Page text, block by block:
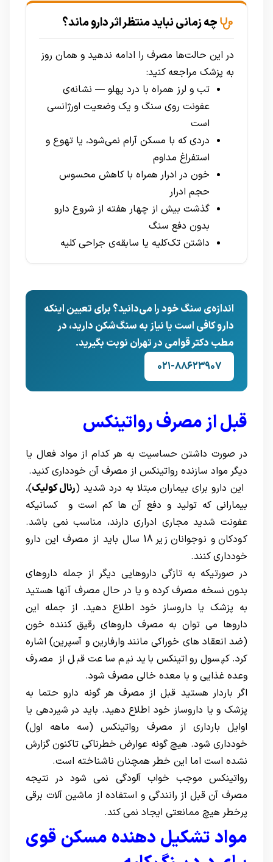
چه زمانی نباید منتظر اثر دارو ماند؟
در این حالت‌ها مصرف را ادامه ندهید و همان روز
به پزشک مراجعه کنید:
تب و لرز همراه با درد پهلو — نشانه‌ی
عفونت روی سنگ و یک وضعیت اورژانسی
است
دردی که با مسکن آرام نمی‌شود، یا تهوع و
استفراغ مداوم
خون در ادرار همراه با کاهش محسوس
حجم ادرار
گذشت بیش از چهار هفته از شروع دارو
بدون دفع سنگ
داشتن تک‌کلیه یا سابقه‌ی جراحی کلیه
اندازه‌ی سنگ خود را می‌دانید؟ برای تعیین اینکه
دارو کافی است یا نیاز به سنگ‌شکن دارید، در
مطب دکتر قوامی در تهران نوبت بگیرید.
۰۲۱-۸۸۶۲۳۹۰۷
قبل از مصرف رواتینکس
در صورت داشتن حساسیت به هر کدام از مواد فعال یا
دیگر مواد سازنده رواتینکس از مصرف آن خودداری کنید.
این دارو برای بیماران مبتلا به درد شدید (رنال کولیک)،
بیمارانی که تولید و دفع آن ها کم است و کسانیکه
عفونت شدید مجاری ادراری دارند، مناسب نمی باشد.
کودکان و نوجوانان زیر 18 سال باید از مصرف این دارو
خودداری کنند.
در صورتیکه به تازگی داروهایی دیگر از جمله داروهای
بدون نسخه مصرف کرده و یا در حال مصرف آنها هستید
به پزشک یا داروساز خود اطلاع دهید. از جمله این
داروها می توان به مصرف داروهای رقیق کننده خون
(ضد انعقاد های خوراکی مانند وارفارین و آسپرین) اشاره
کرد. کپسول رواتینکس باید نیم ساعت قبل از مصرف
وعده غذایی و با معده خالی مصرف شود.
اگر باردار هستید قبل از مصرف هر گونه دارو حتما به
پزشک و یا داروساز خود اطلاع دهید. باید در شیردهی یا
اوایل بارداری از مصرف رواتینکس (سه ماهه اول)
خودداری شود. هیچ گونه عوارض خطرناکی تاکنون گزارش
نشده است اما این خطر همچنان ناشناخته است.
رواتینکس موجب خواب آلودگی نمی شود در نتیجه
مصرف آن قبل از رانندگی و استفاده از ماشین آلات برقی
پرخطر هیچ ممانعتی ایجاد نمی کند.
مواد تشکیل دهنده مسکن قوی